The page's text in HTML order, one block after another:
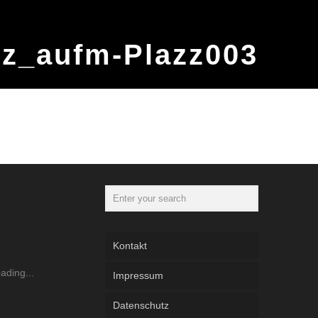
Plazz003
Kontakt
Impressum
Datenschutz